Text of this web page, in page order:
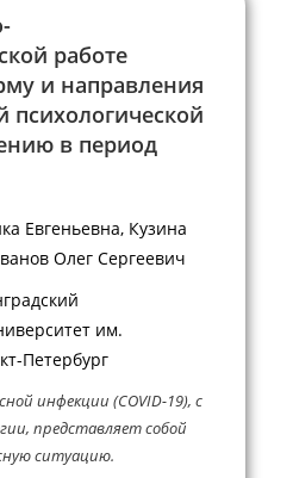
работе
и направления
психологической
в период
Евгеньевна, Кузина
Олег Сергеевич
им.
Петербург
инфекции (COVID-19), с
представляет собой
ситуацию.